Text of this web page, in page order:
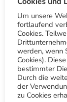
Die App
für unseren
registrierter
Zugang zu
Um unsere
fortlaufend
Cookies.
werden, wenn
Cookies).
bestimmter
Durch die
der
zu Cookies